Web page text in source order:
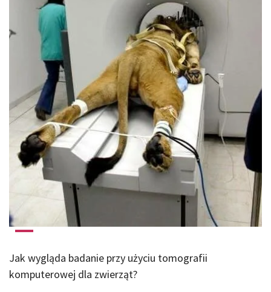
Jak wygląda badanie przy użyciu tomografii
komputerowej dla zwierząt?